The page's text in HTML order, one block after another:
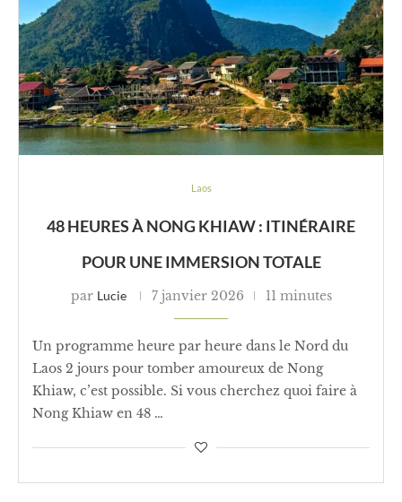
Laos
48 HEURES À NONG KHIAW : ITINÉRAIRE
POUR UNE IMMERSION TOTALE
par Lucie 7 janvier 2026 11 minutes
Un programme heure par heure dans le Nord du
Laos 2 jours pour tomber amoureux de Nong
Khiaw, c’est possible. Si vous cherchez quoi faire à
Nong Khiaw en 48 …